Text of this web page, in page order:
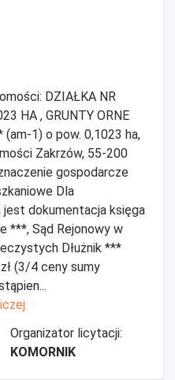
DZIAŁKA NR
HA , GRUNTY ORNE
1) o pow. 0,1023 ha,
Zakrzów, 55-200
gospodarcze
Dla
dokumentacja księga
***, Sąd Rejonowy w
Dłużnik ***
(3/4 ceny sumy
Organizator licytacji:
KOMORNIK